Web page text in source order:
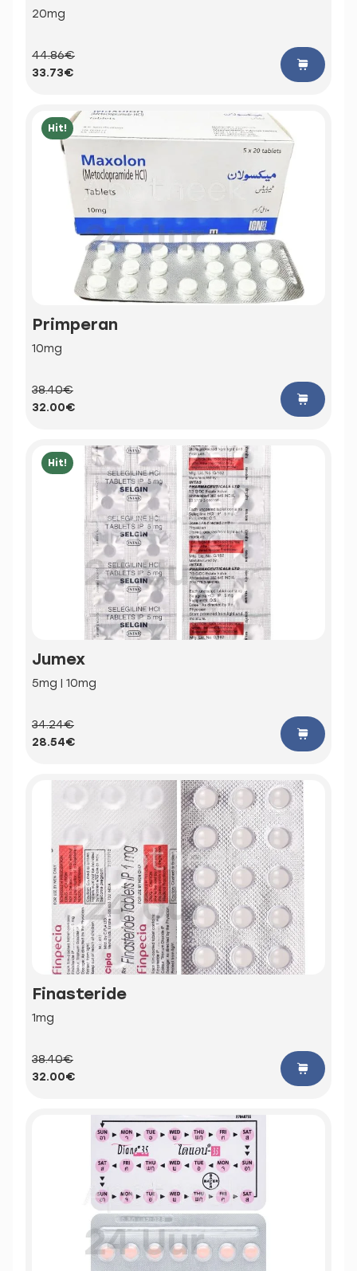
20mg
44.86€
33.73€
Hit!
Primperan
10mg
38.40€
32.00€
Hit!
Jumex
5mg | 10mg
34.24€
28.54€
Finasteride
1mg
38.40€
32.00€